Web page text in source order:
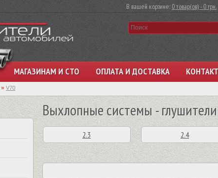
В вашей корзине:0 товар(ов) - 0 грн.
МАГАЗИНАМ И СТО ОПЛАТА И ДОСТАВКА
» V70
Выхлопные системы -
2.3 2.4